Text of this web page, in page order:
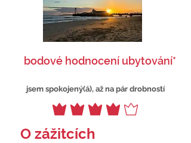
bodové hodnocení ubytování*
jsem spokojený(á), až na pár drobností
O zážitcích